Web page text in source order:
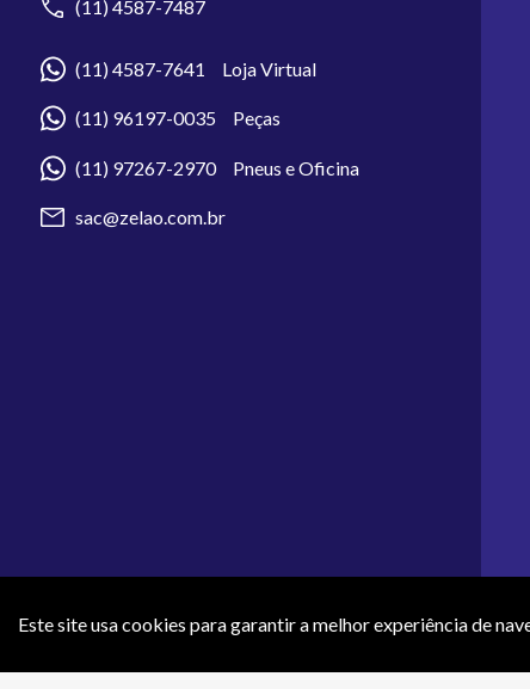
Este site usa cookies para garantir a melhor experiência de
(11) 4587-7487
(11) 4587-7641 Loja Virtual
(11) 96197-0035 Peças
(11) 97267-2970 Pneus e Oficina
sac@zelao.com.br